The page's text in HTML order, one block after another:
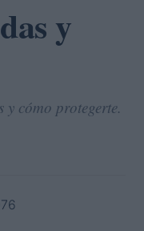
y
y cómo protegerte.